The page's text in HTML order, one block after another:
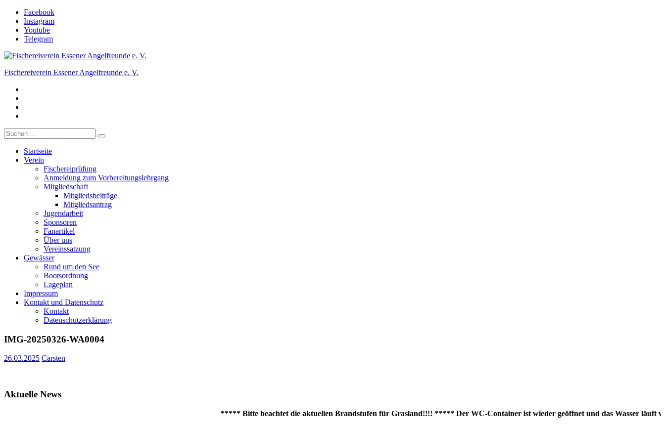
Zum
Inhalt
springen
Facebook
Instagram
Youtube
Telegram
Fischereiverein Essener Angelfreunde e. V.
Der Angelverein in Essen.
Suche
nach:
Startseite
Verein
Fischereiprüfung
Anmeldung zum Vorbereitungslehrgang
Mitgliedschaft
Mitgliedsbeiträge
Mitgliedsantrag
Jugendarbeit
Sponsoren
Fanartikel
Über uns
Vereinssatzung
Gewässer
Rund um den See
Bootsordnung
Lageplan
Impressum
Kontakt und Datenschutz
Kontakt
Datenschutzerklärung
IMG-20250326-WA0004
26.03.2025 Carsten
Aktuelle News
***** Bitte beachtet die aktuellen Brandstufen für Grasland!!!! ***** Der WC-Container ist wieder geöffnet und das Wasser läuft